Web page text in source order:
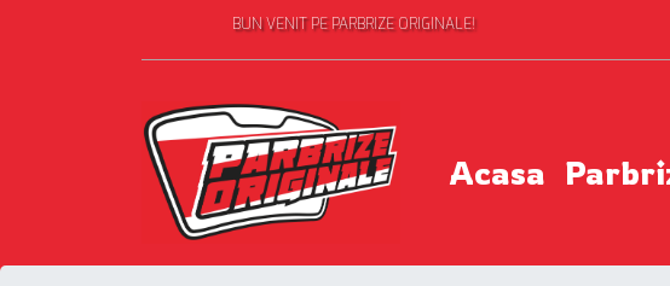
BUN VENIT PE PARBRIZE ORIGINALE!
Acasa